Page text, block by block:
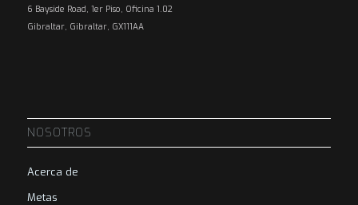
6 Bayside Road, 1er Piso, Oficina 1.02
Gibraltar, Gibraltar, GX111AA
NOSOTROS
Acerca de
Metas